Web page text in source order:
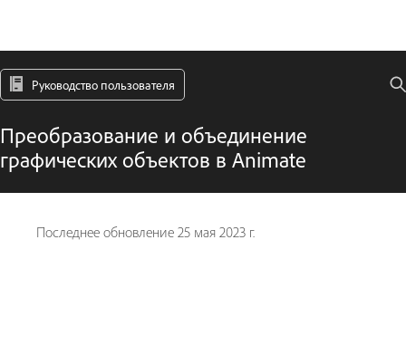
Руководство пользователя
Преобразование и объединение
графических объектов в Animate
Последнее обновление 25 мая 2023 г.